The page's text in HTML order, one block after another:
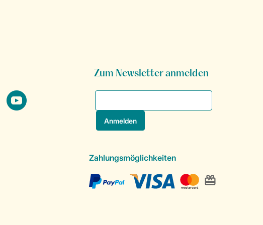
youtube
Zum Newsletter anmelden
Zahlungsmöglichkeiten